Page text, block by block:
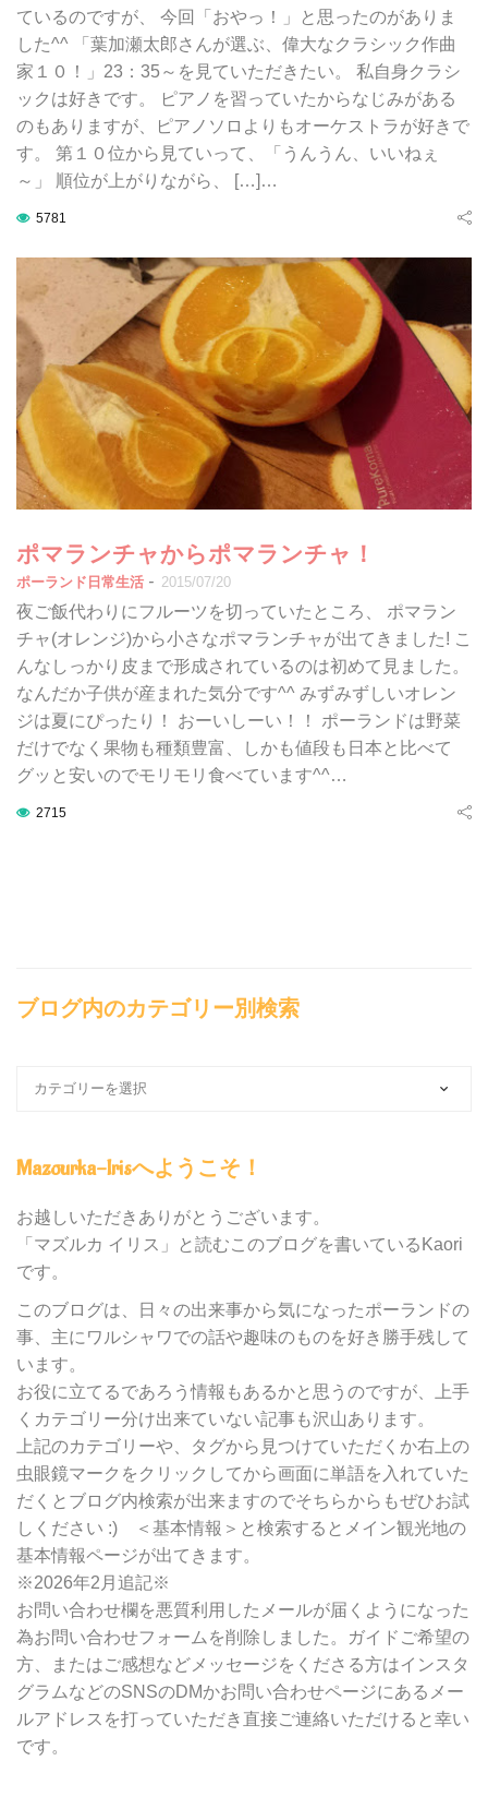
ているのですが、 今回「おやっ！」と思ったのがありま
した^^ 「葉加瀬太郎さんが選ぶ、偉大なクラシック作曲
家１０！」23：35～を見ていただきたい。 私自身クラシ
ックは好きです。 ピアノを習っていたからなじみがある
のもありますが、ピアノソロよりもオーケストラが好きで
す。 第１０位から見ていって、「うんうん、いいねぇ
～」 順位が上がりながら、 […]…
5781
ポマランチャからポマランチャ！
ポーランド日常生活 - 2015/07/20
夜ご飯代わりにフルーツを切っていたところ、 ポマラン
チャ(オレンジ)から小さなポマランチャが出てきました! こ
んなしっかり皮まで形成されているのは初めて見ました。
なんだか子供が産まれた気分です^^ みずみずしいオレン
ジは夏にぴったり！ おーいしーい！！ ポーランドは野菜
だけでなく果物も種類豊富、しかも値段も日本と比べて
グッと安いのでモリモリ食べています^^…
2715
ブログ内のカテゴリー別検索
の
テ
ゴ
ー
別
検
索
Mazourka-Irisへようこそ！
お越しいただきありがとうございます。
「マズルカ イリス」と読むこのブログを書いているKaori
です。
このブログは、日々の出来事から気になったポーランドの
事、主にワルシャワでの話や趣味のものを好き勝手残して
います。
お役に立てるであろう情報もあるかと思うのですが、上手
くカテゴリー分け出来ていない記事も沢山あります。
上記のカテゴリーや、タグから見つけていただくか右上の
虫眼鏡マークをクリックしてから画面に単語を入れていた
だくとブログ内検索が出来ますのでそちらからもぜひお試
しください :) ＜基本情報＞と検索するとメイン観光地の
基本情報ページが出てきます。
※2026年2月追記※
お問い合わせ欄を悪質利用したメールが届くようになった
為お問い合わせフォームを削除しました。ガイドご希望の
方、またはご感想などメッセージをくださる方はインスタ
グラムなどのSNSのDMかお問い合わせページにあるメー
ルアドレスを打っていただき直接ご連絡いただけると幸い
です。